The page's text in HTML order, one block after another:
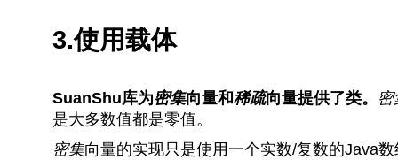
3.使用载体
SuanShu库为密集向量和稀疏向量提供了类。
密
是大多数值都是零值。
密集向量的实现只是使用一个实数/复数的Java